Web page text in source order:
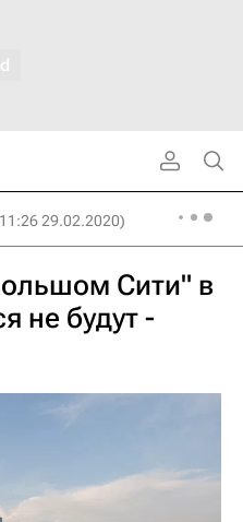
29.02.2020)
Сити" в
не будут -